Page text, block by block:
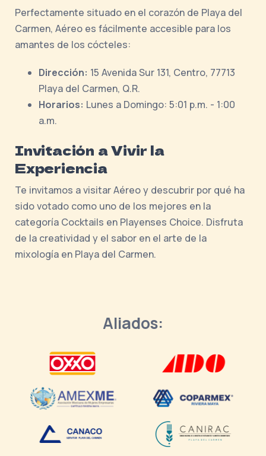
Perfectamente situado en el corazón de Playa del
Carmen, Aéreo es fácilmente accesible para los
amantes de los cócteles:
Dirección: 15 Avenida Sur 131, Centro, 77713
Playa del Carmen, Q.R.
Horarios: Lunes a Domingo: 5:01 p.m. - 1:00
a.m.
Invitación a Vivir la
Experiencia
Te invitamos a visitar Aéreo y descubrir por qué ha
sido votado como uno de los mejores en la
categoría Cocktails en Playenses Choice. Disfruta
de la creatividad y el sabor en el arte de la
mixología en Playa del Carmen.
Aliados: